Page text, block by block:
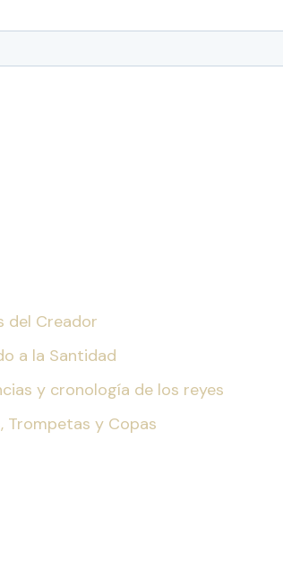
del Creador
a la Santidad
y cronología de los reyes
Trompetas y Copas